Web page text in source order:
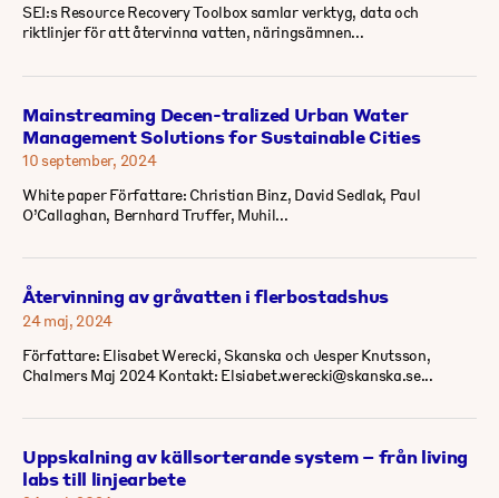
SEI:s Resource Recovery Toolbox samlar verktyg, data och
riktlinjer för att återvinna vatten, näringsämnen...
Mainstreaming Decen-tralized Urban Water
Management Solutions for Sustainable Cities
10 september, 2024
White paper Författare: Christian Binz, David Sedlak, Paul
O’Callaghan, Bernhard Truffer, Muhil...
Återvinning av gråvatten i flerbostadshus
24 maj, 2024
Författare: Elisabet Werecki, Skanska och Jesper Knutsson,
Chalmers Maj 2024 Kontakt: Elsiabet.werecki@skanska.se...
Uppskalning av källsorterande system – från living
labs till linjearbete